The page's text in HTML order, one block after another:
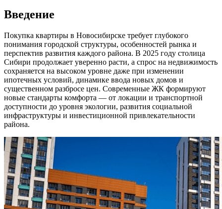
Введение
Покупка квартиры в Новосибирске требует глубокого
понимания городской структуры, особенностей рынка и
перспектив развития каждого района. В 2025 году столица
Сибири продолжает уверенно расти, а спрос на недвижимость
сохраняется на высоком уровне даже при изменении
ипотечных условий, динамике ввода новых домов и
существенном разбросе цен. Современные ЖК формируют
новые стандарты комфорта — от локации и транспортной
доступности до уровня экологии, развития социальной
инфраструктуры и инвестиционной привлекательности
района.